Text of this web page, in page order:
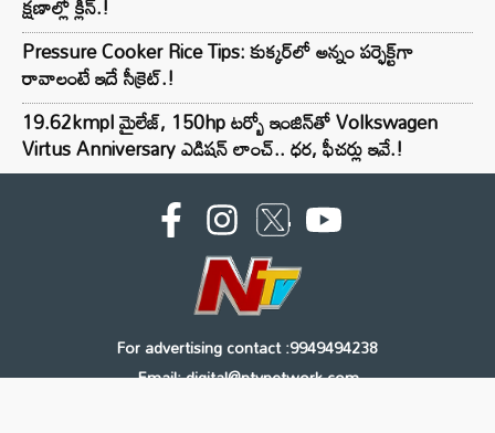
Pressure Cooker Rice Tips: కుక్కర్‌లో అన్నం పర్ఫెక్ట్‌గా
రావాలంటే ఇదే సీక్రెట్.!
19.62kmpl మైలేజ్, 150hp టర్బో ఇంజిన్‌తో Volkswagen
Virtus Anniversary ఎడిషన్ లాంచ్.. ధర, ఫీచర్లు ఇవే.!
For advertising contact :9949494238
Email: digital@ntvnetwork.com